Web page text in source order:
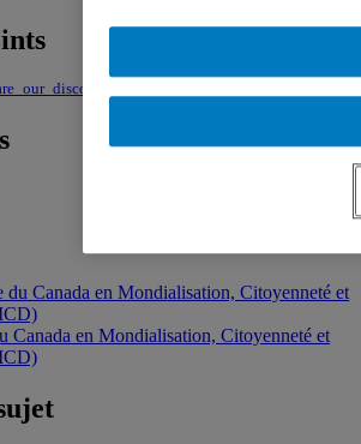
3.pdf
Canada en Mondialisation, Citoyenneté et